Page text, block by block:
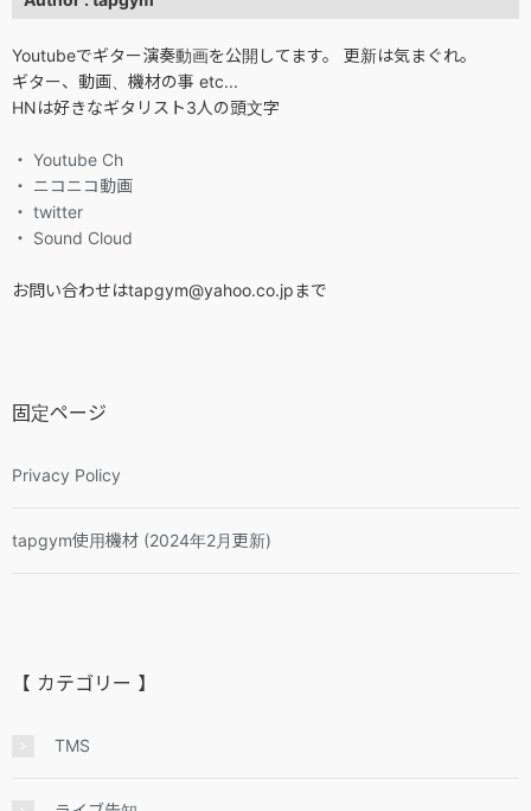
Youtubeでギター演奏動画を公開してます。 更新は気まぐれ。
ギター、動画、機材の事 etc...
HNは好きなギタリスト3人の頭文字
・ Youtube Ch
・ ニコニコ動画
・ twitter
・ Sound Cloud
お問い合わせはtapgym@yahoo.co.jpまで
固定ページ
Privacy Policy
tapgym使用機材 (2024年2月更新)
【 カテゴリー 】
TMS